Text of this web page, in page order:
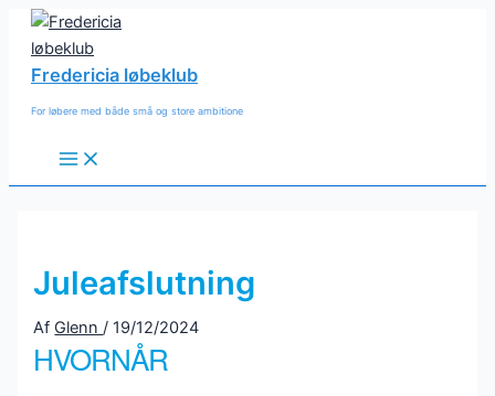
indholdet
Fredericia løbeklub
For løbere med både små og store ambitione
Main
Menu
Juleafslutning
Af Glenn/19/12/2024
HVORNÅR